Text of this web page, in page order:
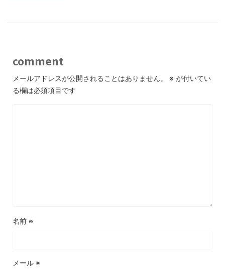
comment
メールアドレスが公開されることはありません。 ※ が付いてい
る欄は必須項目です
名前 ※
メール ※